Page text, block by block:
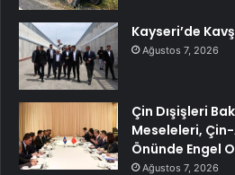
Kayseri’de
Ağustos 7, 2026
Çin Dışişleri
Meseleleri,
Önünde Engel
Ağustos 7, 2026